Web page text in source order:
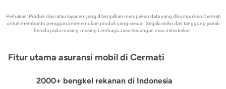
Perhatian: Produk dan/atau layanan yang ditampilkan merupakan data yang dikumpulkan Cermati
untuk membantu pengguna menemukan produk yang sesuai. Segala risiko dan tanggung jawab
berada pada masing-masing Lembaga Jasa Keuangan atau mitra terkait.
Fitur utama asuransi mobil di Cermati
2000+ bengkel rekanan di Indonesia